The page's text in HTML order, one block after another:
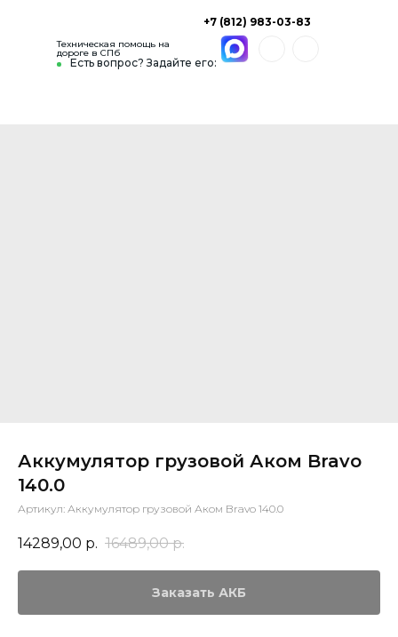
Есть вопрос? Задайте его:
+7 (812) 983-03-83
Техническая помощь на
дороге в СПб
Аккумулятор грузовой Аком Bravo
140.0
Артикул: Аккумулятор грузовой Аком Bravo 140.0
14289,00 р. 16489,00 р.
Заказать АКБ